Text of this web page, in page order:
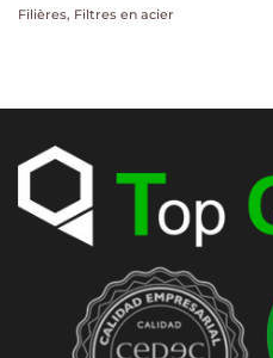
Filières, Filtres en acier